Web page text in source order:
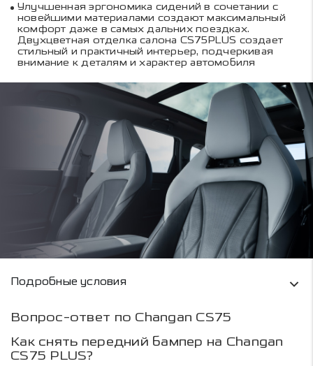
Улучшенная эргономика сидений в сочетании с
новейшими материалами создают максимальный
комфорт даже в самых дальних поездках.
Двухцветная отделка салона CS75PLUS создает
стильный и практичный интерьер, подчеркивая
внимание к деталям и характер автомобиля
Условия кредитования и информация о
Подробные условия
Вопрос-ответ по Changan CS75
Как снять передний бампер на Changan
CS75 PLUS?